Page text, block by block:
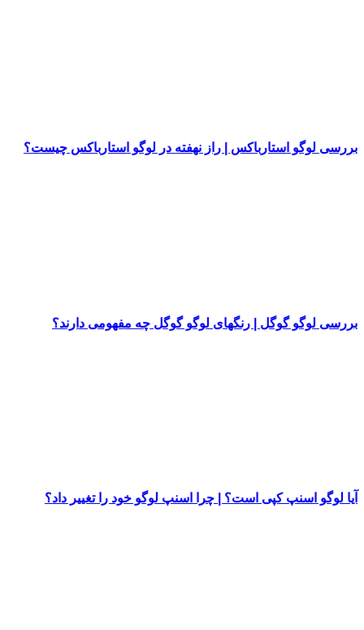
بررسی لوگو استارباکس | راز نهفته در لوگو استارباکس چیست؟
بررسی لوگو گوگل | رنگهای لوگو گوگل چه مفهومی دارند؟
آیا لوگو اسنپ کپی است؟ | چرا اسنپ لوگو خود را تغییر داد؟